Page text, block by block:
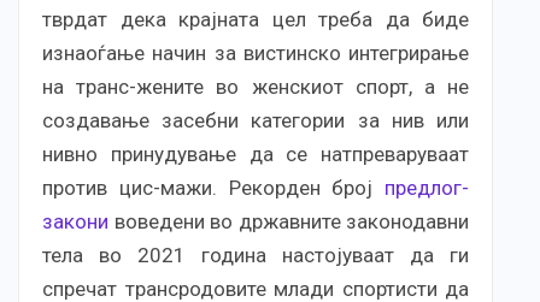
тврдат дека крајната цел треба да биде
изнаоѓање начин за вистинско интегрирање
на транс-жените во женскиот спорт, а не
создавање засебни категории за нив или
нивно принудување да се натпреваруваат
против цис-мажи. Рекорден број предлог-
закони воведени во државните законодавни
тела во 2021 година настојуваат да ги
спречат трансродовите млади спортисти да